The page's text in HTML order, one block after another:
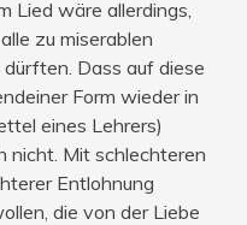
Lied wäre allerdings,
zu miserablen
Dass auf diese
Form wieder in
eines Lehrers)
nicht. Mit schlechteren
Entlohnung
die von der Liebe